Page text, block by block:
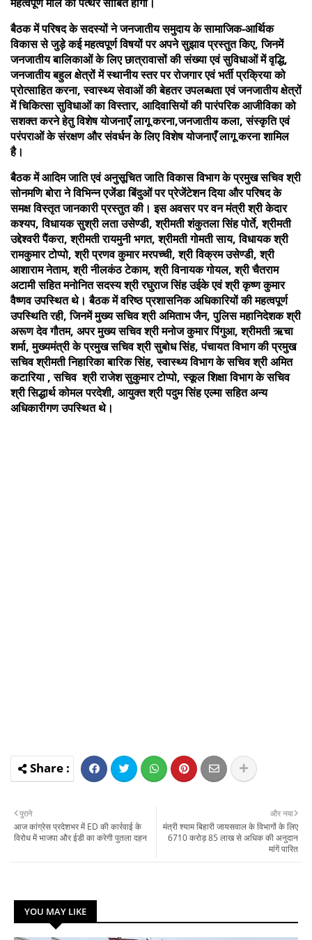
बैठक में परिषद के सदस्यों ने जनजातीय समुदाय के सामाजिक-आर्थिक
विकास से जुड़े कई महत्वपूर्ण विषयों पर अपने सुझाव प्रस्तुत किए, जिनमें
जनजातीय बालिकाओं के लिए छात्रावासों की संख्या एवं सुविधाओं में वृद्धि,
जनजातीय बहुल क्षेत्रों में स्थानीय स्तर पर रोजगार एवं भर्ती प्रक्रिया को
प्रोत्साहित करना, स्वास्थ्य सेवाओं की बेहतर उपलब्धता एवं जनजातीय क्षेत्रों
में चिकित्सा सुविधाओं का विस्तार, आदिवासियों की पारंपरिक आजीविका को
सशक्त करने हेतु विशेष योजनाएँ लागू करना,जनजातीय कला, संस्कृति एवं
परंपराओं के संरक्षण और संवर्धन के लिए विशेष योजनाएँ लागू करना शामिल
है।
बैठक में आदिम जाति एवं अनुसूचित जाति विकास विभाग के प्रमुख सचिव श्री
सोनमणि बोरा ने विभिन्न एजेंडा बिंदुओं पर प्रेजेंटेशन दिया और परिषद के
समक्ष विस्तृत जानकारी प्रस्तुत की। इस अवसर पर वन मंत्री श्री केदार
कश्यप, विधायक सुश्री लता उसेण्डी, श्रीमती शंकुतला सिंह पोर्ते, श्रीमती
उद्देश्वरी पैंकरा, श्रीमती रायमुनी भगत, श्रीमती गोमती साय, विधायक श्री
रामकुमार टोप्पो, श्री प्रणव कुमार मरपच्ची, श्री विक्रम उसेण्डी, श्री
आशाराम नेताम, श्री नीलकंठ टेकाम, श्री विनायक गोयल, श्री चैतराम
अटामी सहित मनोनित सदस्य श्री रघुराज सिंह उईके एवं श्री कृष्ण कुमार
वैष्णव उपस्थित थे। बैठक में वरिष्ठ प्रशासनिक अधिकारियों की महत्वपूर्ण
उपस्थिति रही, जिनमें मुख्य सचिव श्री अमिताभ जैन, पुलिस महानिदेशक श्री
अरूण देव गौतम, अपर मुख्य सचिव श्री मनोज कुमार पिंगुआ, श्रीमती ऋचा
शर्मा, मुख्यमंत्री के प्रमुख सचिव श्री सुबोध सिंह, पंचायत विभाग की प्रमुख
सचिव श्रीमती निहारिका बारिक सिंह, स्वास्थ्य विभाग के सचिव श्री अमित
कटारिया , सचिव श्री राजेश सुकुमार टोप्पो, स्कूल शिक्षा विभाग के सचिव
श्री सिद्धार्थ कोमल परदेशी, आयुक्त श्री पदुम सिंह एल्मा सहित अन्य
अधिकारीगण उपस्थित थे।
और नया
मंत्री श्याम बिहारी जायसवाल के विभागों के लिए
6710 करोड़ 85 लाख से अधिक की अनुदान
मांगें पारित
पुराने
आज कांग्रेस प्रदेशभर में ED की कार्रवाई के
विरोध में भाजपा और ईडी का करेगी पुतला दहन
YOU MAY LIKE